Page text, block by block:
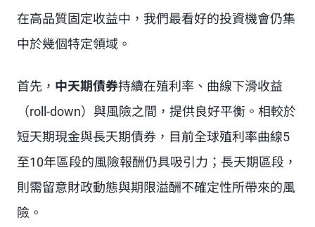
在高品質固定收益中，我們最看好的投資機會仍集
中於幾個特定領域。
首先， 中天期債券持續在殖利率、曲線下滑收益
（roll-down）與風險之間，提供良好平衡。相較於
短天期現金與長天期債券，目前全球殖利率曲線5
至10年區段的風險報酬仍具吸引力；長天期區段，
則需留意財政動態與期限溢酬不確定性所帶來的風
險。